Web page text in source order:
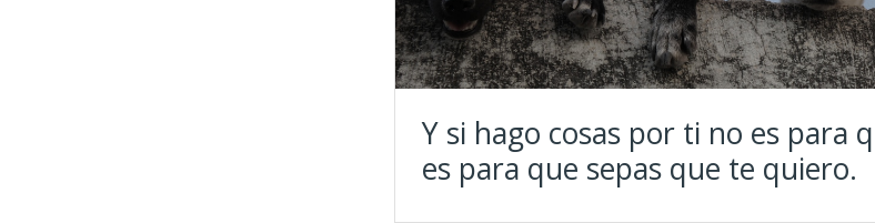
Y si hago cosas por ti no es para
es para que sepas que te quiero.